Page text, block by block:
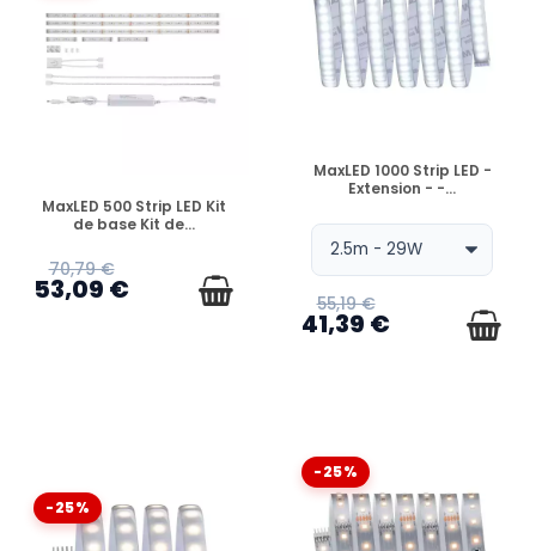
EN STOCK
MaxLED 500 Strip LED Kit
de base Kit de...
70,79 €
53,09 €
EN STOCK
MaxLED 1000 Strip LED -
Extension - -...
55,19 €
41,39 €
-25%
-25%